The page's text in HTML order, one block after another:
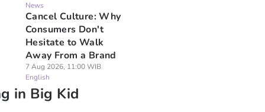
News
Cancel Culture: Why
Consumers Don't
Hesitate to Walk
Away From a Brand
7 Aug 2026, 11:00 WIB
English
in Big Kid